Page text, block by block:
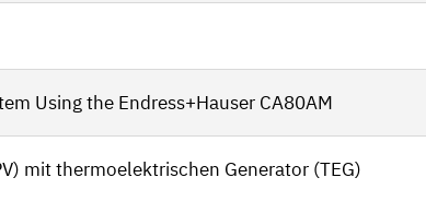
Using the Endress+Hauser CA80AM
mit thermoelektrischen Generator (TEG)